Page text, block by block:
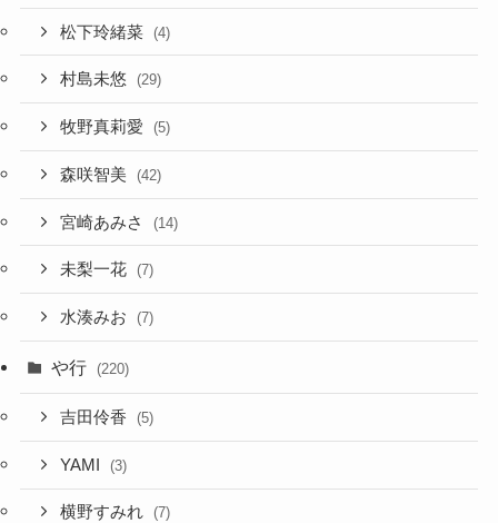
松下玲緒菜 (4)
村島未悠 (29)
牧野真莉愛 (5)
森咲智美 (42)
宮崎あみさ (14)
未梨一花 (7)
水湊みお (7)
や行 (220)
吉田伶香 (5)
YAMI (3)
横野すみれ (7)